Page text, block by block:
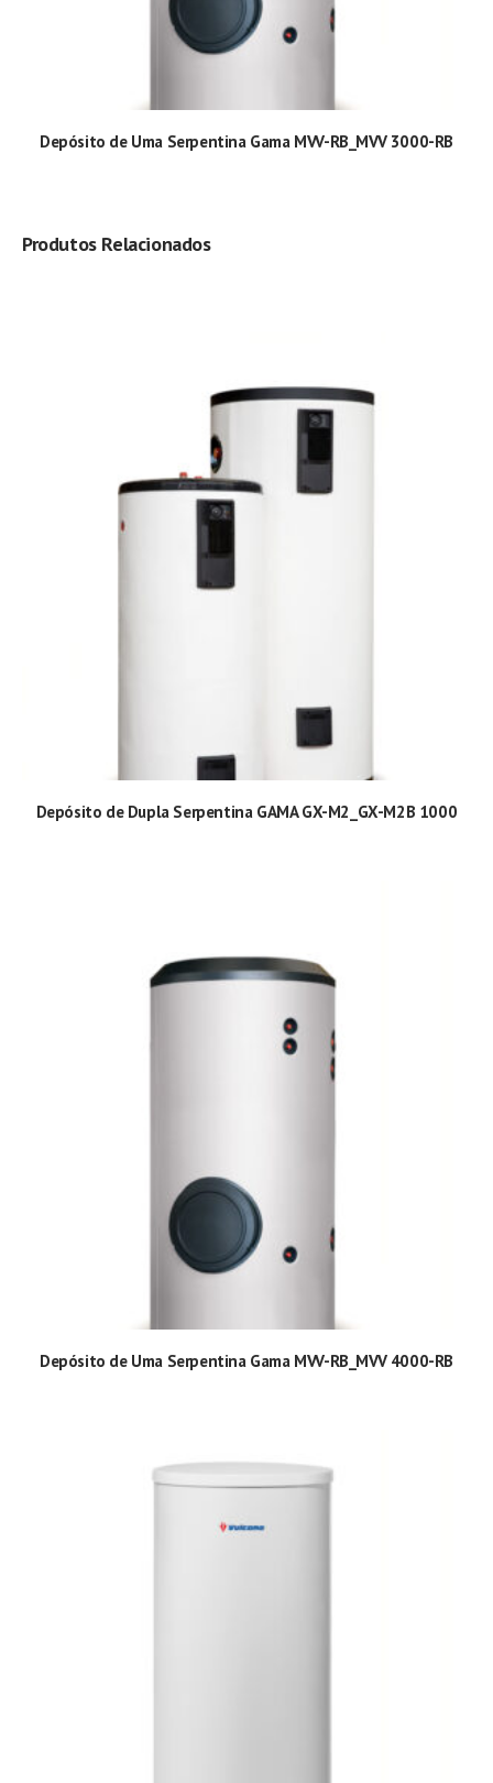
Depósito de Uma Serpentina Gama MVV-RB_MVV 3000-RB
Produtos Relacionados
Depósito de Dupla Serpentina GAMA GX-M2_GX-M2B 1000
Depósito de Uma Serpentina Gama MVV-RB_MVV 4000-RB